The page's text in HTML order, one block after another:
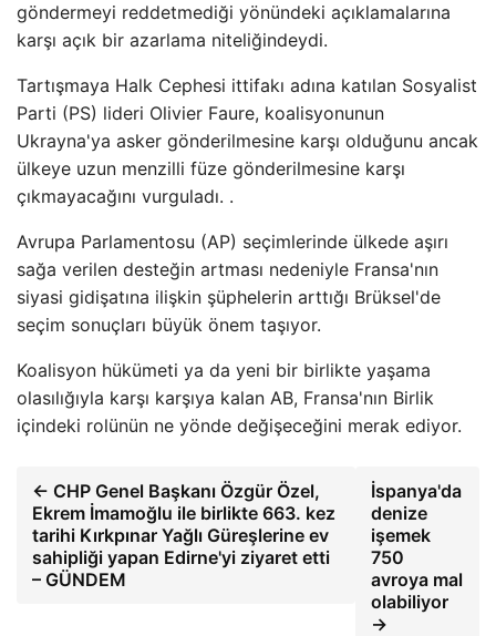
göndermeyi reddetmediği yönündeki açıklamalarına
karşı açık bir azarlama niteliğindeydi.
Tartışmaya Halk Cephesi ittifakı adına katılan Sosyalist
Parti (PS) lideri Olivier Faure, koalisyonunun
Ukrayna'ya asker gönderilmesine karşı olduğunu ancak
ülkeye uzun menzilli füze gönderilmesine karşı
çıkmayacağını vurguladı. .
Avrupa Parlamentosu (AP) seçimlerinde ülkede aşırı
sağa verilen desteğin artması nedeniyle Fransa'nın
siyasi gidişatına ilişkin şüphelerin arttığı Brüksel'de
seçim sonuçları büyük önem taşıyor.
Koalisyon hükümeti ya da yeni bir birlikte yaşama
olasılığıyla karşı karşıya kalan AB, Fransa'nın Birlik
içindeki rolünün ne yönde değişeceğini merak ediyor.
← CHP Genel Başkanı Özgür Özel,
Ekrem İmamoğlu ile birlikte 663. kez
tarihi Kırkpınar Yağlı Güreşlerine ev
sahipliği yapan Edirne'yi ziyaret etti
– GÜNDEM
İspanya'da
denize
işemek
750
avroya mal
olabiliyor
→